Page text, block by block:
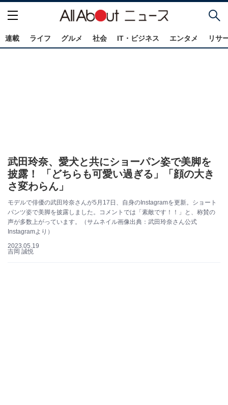
連載 ライフ グルメ 社会 IT・ビジネス エンタメ リサ
武田玲奈、愛犬と共にショーパン姿で美脚を
披露！ 「どちらも可愛い過ぎる」「顔の大き
さ変わらん」
モデルで俳優の武田玲奈さんが5月17日、自身のInstagramを更新。ショート
パンツ姿で美脚を披露しました。コメントでは「素敵です！！」と、称賛の
声が多数上がっています。（サムネイル画像出典：武田玲奈さん公式
Instagramより）
2023.05.19
吉岡 誠悦